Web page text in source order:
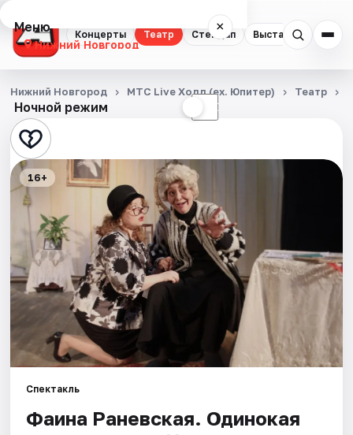
Концерты Театр Стендап Выставки
Меню ×
Нижний Новгород
Концерты
Театр
Стендап
Выставки
Квесты
Экскурсии
Спорт
События
Города
Площадки
Ночной режим ☾
Нижний Новгород МТС Live Холл (ex. Юпитер) Театр
16+
Спектакль
Фаина Раневская. Одинокая